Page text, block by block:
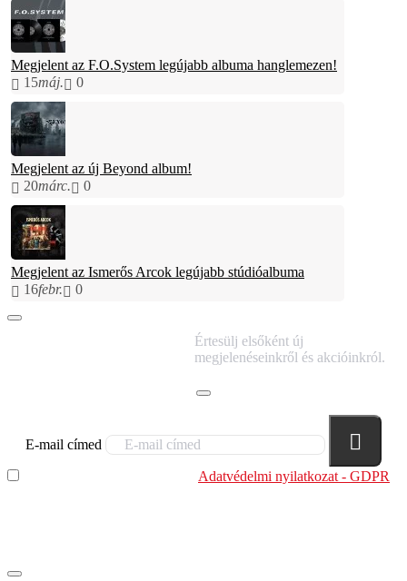
Megjelent az F.O.System legújabb albuma hanglemezen!
15máj. 0
Megjelent az új Beyond album!
20márc. 0
Megjelent az Ismerős Arcok legújabb stúdióalbuma
16febr. 0
Értesülj elsőként új
megjelenéseinkről és akcióinkról.
E-mail címed
Adatvédelmi nyilatkozat - GDPR